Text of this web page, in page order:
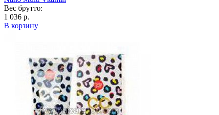
Вес брутто:
1 036 р.
В корзину